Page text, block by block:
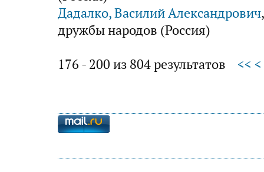
Дадалко, Василий Александрович
дружбы народов (Россия)
176 - 200 из 804 результатов << <